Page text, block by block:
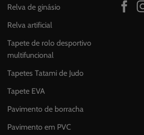
Relva de ginásio
Relva artificial
Tapete de rolo desportivo
multifuncional
Tapetes Tatami de Judo
Tapete EVA
Pavimento de borracha
Pavimento em PVC